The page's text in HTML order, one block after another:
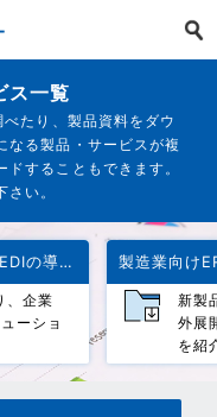
ス一覧
たり、製品資料をダウ
なる製品・サービスが複
することもできます。
い。
企業間取引業務の効率化やミス削減 EDIの導入効果を解説
、企業
ーショ
新製
外展
を紹